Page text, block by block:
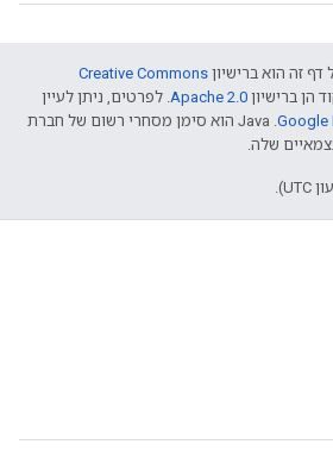
זה הוא ברישיון Creative Commons
הן ברישיון Apache 2.0. לפרטים, ניתן לעיין
.‏ Java הוא סימן מסחרי רשום של חברת